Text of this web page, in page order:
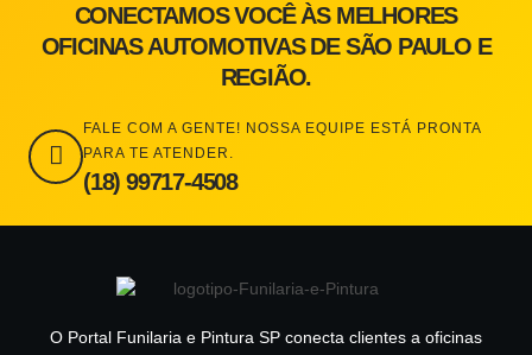
CONECTAMOS VOCÊ ÀS MELHORES
OFICINAS AUTOMOTIVAS DE SÃO PAULO E
REGIÃO.
FALE COM A GENTE! NOSSA EQUIPE ESTÁ PRONTA
PARA TE ATENDER.
(18) 99717-4508
O Portal Funilaria e Pintura SP conecta clientes a oficinas